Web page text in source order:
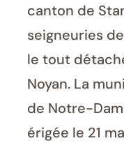
canton de
seigneuries
le tout
Noyan. La
de Notre-
érigée le 21